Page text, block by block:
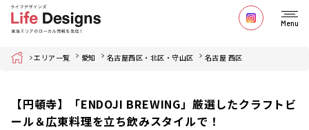
Menu
Home エリア一覧 愛知 名古屋西区・北区・守山区 名古屋 西区
【円頓寺】「ENDOJI BREWING」厳選したクラフトビ
ール＆広東料理を立ち飲みスタイルで！